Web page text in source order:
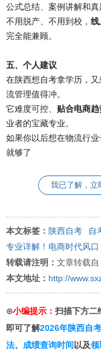
公式总结、案例讲解和真
不用脱产、不用到校，
完全能兼顾。
五、个人建议
在陕西想自考拿学历，又
流管理值得冲。
它难度可控、 贴合电商
业者的宝藏专业。
如果你以后想在物流行
就够了
我已了解，立
本文标签： 陕西自考 自
专业详解！电商时代风
转载请注明： 文章转载自
本文地址： http://
⊙小编提示： 扫描下方二
即可了解2026年陕西自
法、 成绩查询时间以及领